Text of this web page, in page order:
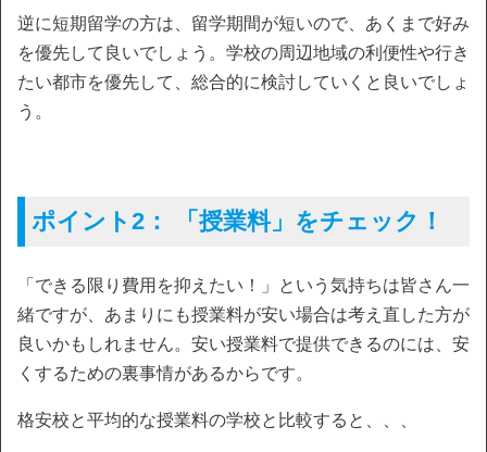
逆に短期留学の方は、留学期間が短いので、あくまで好み
を優先して良いでしょう。学校の周辺地域の利便性や行き
たい都市を優先して、総合的に検討していくと良いでしょ
う。
ポイント2： 「授業料」をチェック！
「できる限り費用を抑えたい！」という気持ちは皆さん一
緒ですが、あまりにも授業料が安い場合は考え直した方が
良いかもしれません。安い授業料で提供できるのには、安
くするための裏事情があるからです。
格安校と平均的な授業料の学校と比較すると、、、